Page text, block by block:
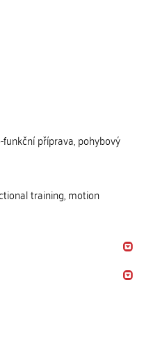
příprava, pohybový
training, motion